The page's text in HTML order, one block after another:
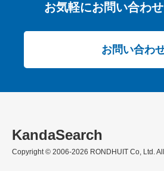
お気軽にお問い合わせ
お問い合わ
KandaSearch
Copyright © 2006-2026 RONDHUIT Co, Ltd.